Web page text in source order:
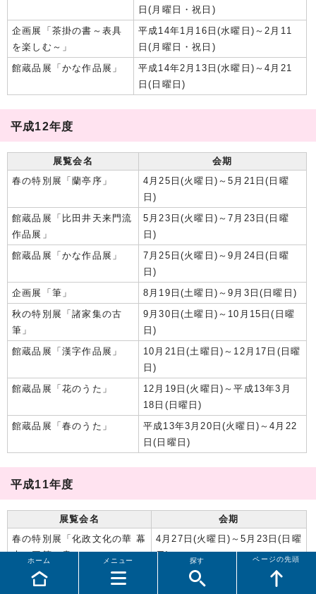
日(月曜日・祝日)
企画展「茶掛の書～表具
を楽しむ～」
平成14年1月16日(水曜日)～2月11
日(月曜日・祝日)
館蔵品展「かな作品展」
平成14年2月13日(水曜日)～4月21
日(日曜日)
平成12年度
展覧会名
会期
春の特別展「蘭亭序」
4月25日(火曜日)～5月21日(日曜
日)
館蔵品展「比田井天来門流
作品展」
5月23日(火曜日)～7月23日(日曜
日)
館蔵品展「かな作品展」
7月25日(火曜日)～9月24日(日曜
日)
企画展「筆」
8月19日(土曜日)～9月3日(日曜日)
秋の特別展「諸家集の古
筆」
9月30日(土曜日)～10月15日(日曜
日)
館蔵品展「漢字作品展」
10月21日(土曜日)～12月17日(日曜
日)
館蔵品展「花のうた」
12月19日(火曜日)～平成13年3月
18日(日曜日)
館蔵品展「春のうた」
平成13年3月20日(火曜日)～4月22
日(日曜日)
平成11年度
展覧会名
会期
春の特別展「化政文化の華 幕
末の三筆の書」
4月27日(火曜日)～5月23日(日曜
日)
館蔵品展「現代巨匠展」
5月25日(火曜日)～7月25日(日曜
メニュー
ホーム 探す ページの先頭